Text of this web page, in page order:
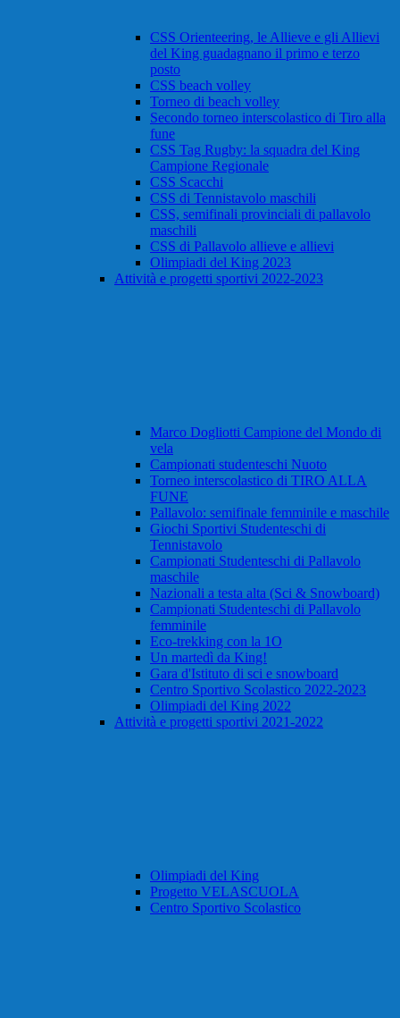
CSS Orienteering, le Allieve e gli Allievi
del King guadagnano il primo e terzo
posto
CSS beach volley
Torneo di beach volley
Secondo torneo interscolastico di Tiro alla
fune
CSS Tag Rugby: la squadra del King
Campione Regionale
CSS Scacchi
CSS di Tennistavolo maschili
CSS, semifinali provinciali di pallavolo
maschili
CSS di Pallavolo allieve e allievi
Olimpiadi del King 2023
Attività e progetti sportivi 2022-2023
Marco Dogliotti Campione del Mondo di
vela
Campionati studenteschi Nuoto
Torneo interscolastico di TIRO ALLA
FUNE
Pallavolo: semifinale femminile e maschile
Giochi Sportivi Studenteschi di
Tennistavolo
Campionati Studenteschi di Pallavolo
maschile
Nazionali a testa alta (Sci & Snowboard)
Campionati Studenteschi di Pallavolo
femminile
Eco-trekking con la 1O
Un martedì da King!
Gara d'Istituto di sci e snowboard
Centro Sportivo Scolastico 2022-2023
Olimpiadi del King 2022
Attività e progetti sportivi 2021-2022
Olimpiadi del King
Progetto VELASCUOLA
Centro Sportivo Scolastico